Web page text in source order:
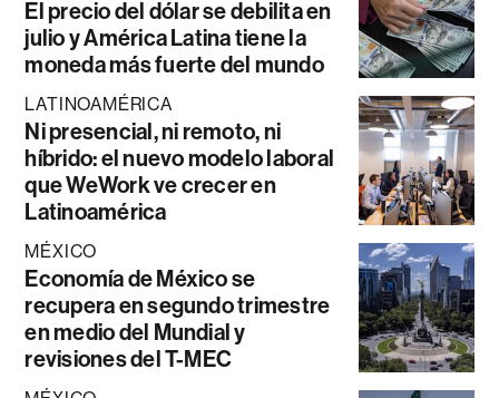
El precio del dólar se debilita en
julio y América Latina tiene la
moneda más fuerte del mundo
LATINOAMÉRICA
Ni presencial, ni remoto, ni
híbrido: el nuevo modelo laboral
que WeWork ve crecer en
Latinoamérica
MÉXICO
Economía de México se
recupera en segundo trimestre
en medio del Mundial y
revisiones del T-MEC